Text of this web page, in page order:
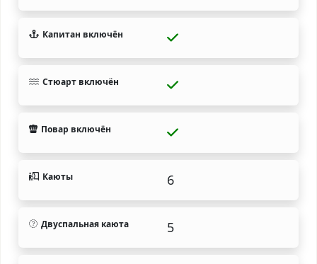
Капитан включён
Стюарт включён
Повар включён
Каюты 6
Двуспальная каюта 5